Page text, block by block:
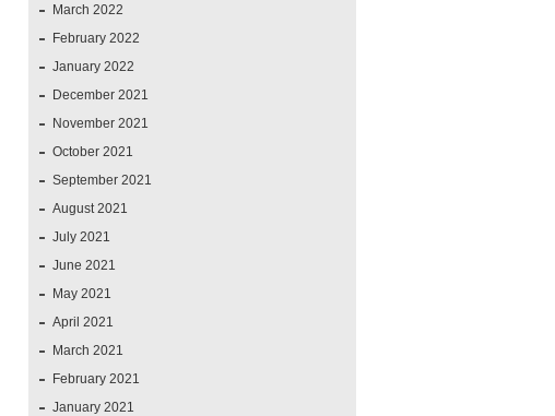
March 2022
February 2022
January 2022
December 2021
November 2021
October 2021
September 2021
August 2021
July 2021
June 2021
May 2021
April 2021
March 2021
February 2021
January 2021